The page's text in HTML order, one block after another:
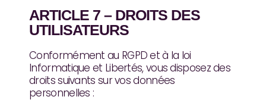
ARTICLE 7 – DROITS DES
UTILISATEURS
Conformément au RGPD et à la loi
Informatique et Libertés, vous disposez des
droits suivants sur vos données
personnelles :